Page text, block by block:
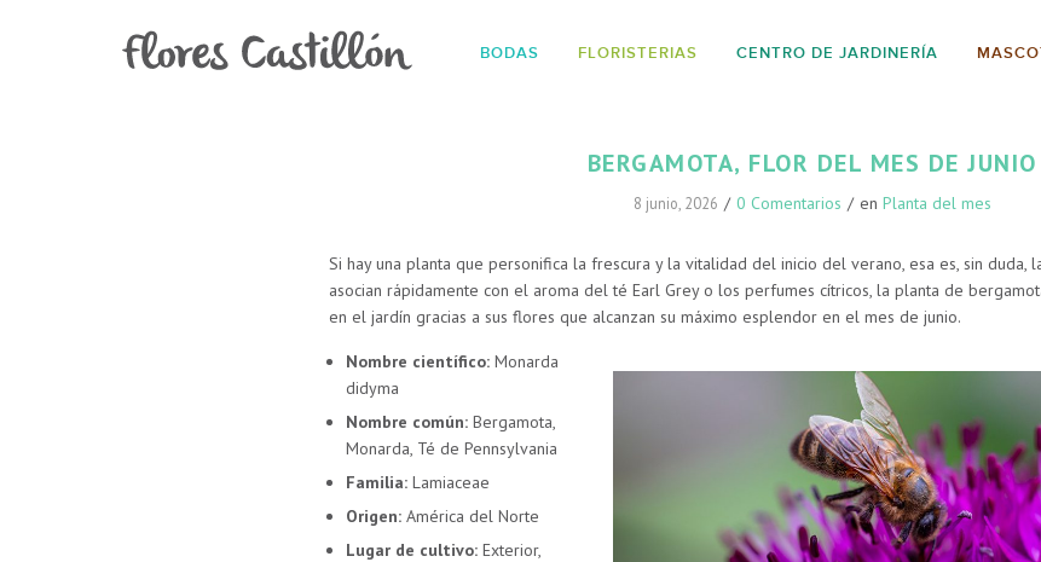
BODAS FLORISTERIAS CENTRO DE JARDINERÍA
BERGAMOTA, FLOR DEL MES DE JUNIO
8 junio, 2026 / 0 Comentarios / en Planta del mes
Si hay una planta que personifica la frescura y la vitalidad del inicio del verano, esa es, sin duda,
asocian rápidamente con el aroma del té Earl Grey o los perfumes cítricos, la planta de
en el jardín gracias a sus flores que alcanzan su máximo esplendor en el mes de junio.
Nombre científico: Monarda
didyma
Nombre común: Bergamota,
Monarda, Té de Pennsylvania
Familia: Lamiaceae
Origen: América del Norte
Lugar de cultivo: Exterior,